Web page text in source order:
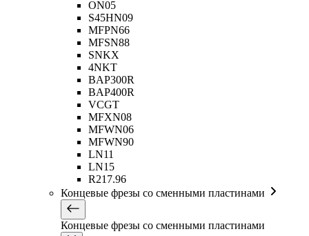
ON05
S45HN09
MFPN66
MFSN88
SNKX
4NKT
BAP300R
BAP400R
VCGT
MFXN08
MFWN06
MFWN90
LN11
LN15
R217.96
Концевые фрезы со сменными пластинами
Концевые фрезы со сменными пластинами